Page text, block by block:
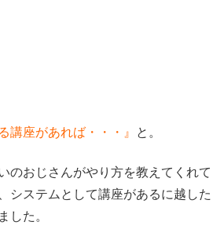
講座があれば・・・』 と。
のおじさんがやり方を教えてくれて
システムとして講座があるに越した
した。